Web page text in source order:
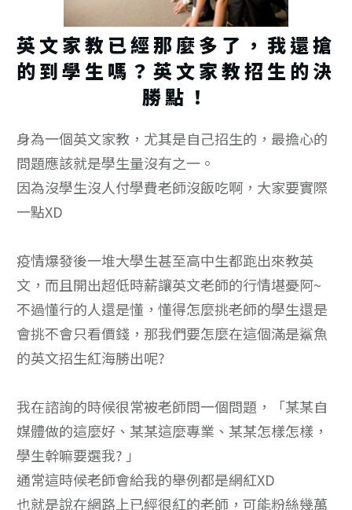
英文家教已經那麼多了，我還搶
的到學生嗎？英文家教招生的決
勝點！
身為一個英文家教，尤其是自己招生的，最擔心的
問題應該就是學生量沒有之一。
因為沒學生沒人付學費老師沒飯吃啊，大家要實際
一點XD
疫情爆發後一堆大學生甚至高中生都跑出來教英
文，而且開出超低時薪讓英文老師的行情堪憂阿~
不過懂行的人還是懂，懂得怎麼挑老師的學生還是
會挑不會只看價錢，那我們要怎麼在這個滿是鯊魚
的英文招生紅海勝出呢?
我在諮詢的時候很常被老師問一個問題，「某某自
媒體做的這麼好、某某這麼專業、某某怎樣怎樣，
學生幹嘛要選我? 」
通常這時候老師會給我的舉例都是網紅XD
也就是說在網路上已經很紅的老師，可能粉絲幾萬